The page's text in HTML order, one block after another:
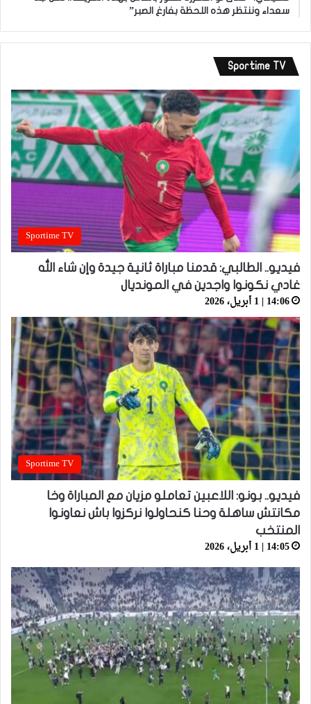
سعداء وننتظر هذه اللحظة بفارغ الصبر”
Sportime TV
Sportime TV
فيديو.. الطالبي: قدمنا مباراة ثانية جيدة وإن شاء الله
غادي نكونوا واجدين في المونديال
14:06 | 1 أبريل، 2026
Sportime TV
فيديو.. بونو: اللاعبين تعاملو مزيان مع المباراة وخا
مكانتش ساهلة وحنا كنحاولوا نركزوا باش نعاونوا
المنتخب
14:05 | 1 أبريل، 2026